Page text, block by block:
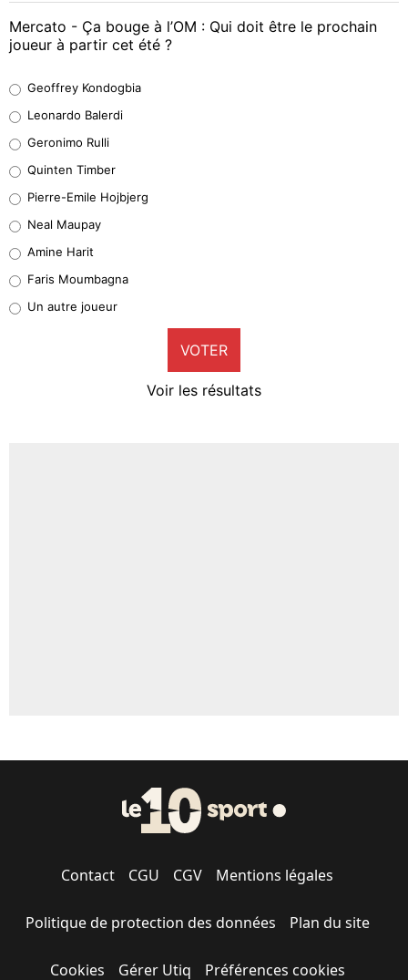
Mercato - Ça bouge à l’OM : Qui doit être le prochain
joueur à partir cet été ?
38%
32%
5%
1%
9%
Geoffrey Kondogbia
Leonardo Balerdi
Geronimo Rulli
Quinten Timber
Pierre-Emile Hojbjerg
Neal Maupay
Amine Harit
Faris Moumbagna
Un autre joueur
VOTER
Voir les résultats
Contact CGU CGV Mentions légales
Politique de protection des données Plan du site
Cookies Gérer Utiq Préférences cookies